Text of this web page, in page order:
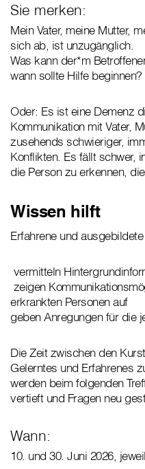
Sie merken:
Mein Vater, meine Mutter,
sich ab, ist unzugänglich.
Was kann der*m
wann sollte Hilfe beginnen?
Oder: Es ist eine Demenz
Kommunikation mit Vater,
zusehends schwieriger,
Konflikten. Es fällt schwer,
die Person zu erkennen,
Wissen hilft
Erfahrene und
vermitteln
zeigen
erkrankten Personen auf
geben Anregungen für die
Die Zeit zwischen den
Gelerntes und Erfahrenes
werden beim folgenden
vertieft und Fragen neu
Wann:
10. und 30. Juni 2026,